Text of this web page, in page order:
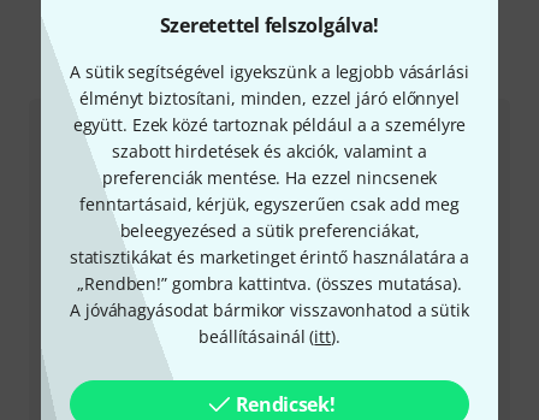
Szeretettel felszolgálva!
A sütik segítségével igyekszünk a legjobb vásárlási
élményt biztosítani, minden, ezzel járó előnnyel
együtt. Ezek közé tartoznak például a a személyre
szabott hirdetések és akciók, valamint a
preferenciák mentése. Ha ezzel nincsenek
fenntartásaid, kérjük, egyszerűen csak add meg
beleegyezésed a sütik preferenciákat,
statisztikákat és marketinget érintő használatára a
„Rendben!” gombra kattintva. (összes mutatása).
A jóváhagyásodat bármikor visszavonhatod a sütik
beállításainál (itt).
Rendicsek!
Így érhetsz el minket
Ügyfélszolgálat - Magyarország
+49-9546-9223-531
Ügyfélszolgálatunk minden kérdés és észrevétel esetén
örömmel áll rendelkezésedre